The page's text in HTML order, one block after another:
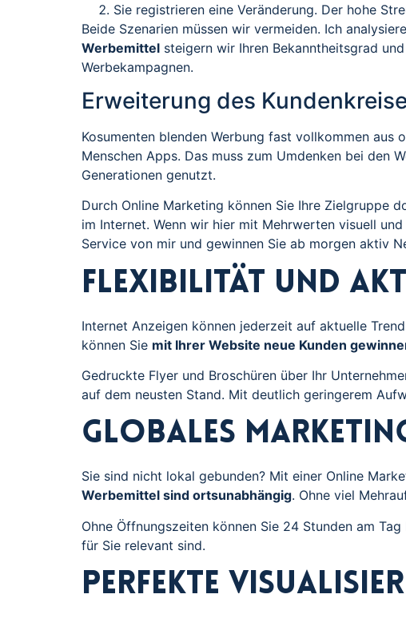
Sie registrieren eine Veränderung. Der hohe
Beide Szenarien müssen wir vermeiden. Ich
Werbemittel steigern wir Ihren Bekanntheitsgrad
Werbekampagnen.
Erweiterung des
Kosumenten blenden Werbung fast vollkommen aus
Menschen Apps. Das muss zum Umdenken bei den
Generationen genutzt.
Durch Online Marketing können Sie Ihre Zielgruppe
im Internet. Wenn wir hier mit Mehrwerten visuell
Service von mir und gewinnen Sie ab morgen aktiv
Flexibilität und
Internet Anzeigen können jederzeit auf aktuelle
können Sie mit Ihrer Website neue Kunden
Gedruckte Flyer und Broschüren über Ihr
auf dem neusten Stand. Mit deutlich geringerem
Globales
Sie sind nicht lokal gebunden? Mit einer Online
Werbemittel sind ortsunabhängig. Ohne viel
Ohne Öffnungszeiten können Sie 24 Stunden am
für Sie relevant sind.
Perfekte